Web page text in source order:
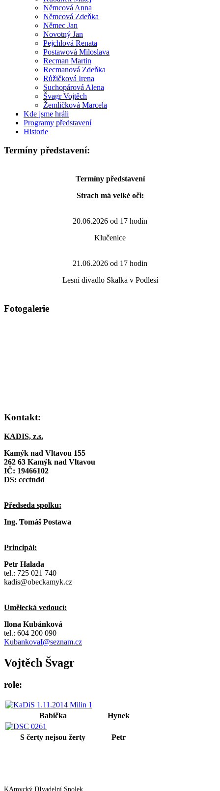
Němcová Anna
Němcová Zdeňka
Němec Jan
Novotný Jan
Pejchlová Renata
Postawová Miloslava
Recman Martin
Recmanová Zdeňka
Růžičková Irena
Suchopárová Alena
Švagr Vojtěch
Žemličková Marcela
Kde jsme hráli
Programy představení
Historie
Termíny představení:
Termíny představení
Strach má velké oči:
20.06.2026 od 17 hodin
Klučenice
21.06.2026 od 17 hodin
Lesní divadlo Skalka v Podlesí
Fotogalerie
Kontakt:
KADIS, z.s.
Kamýk nad Vltavou 155
262 63 Kamýk nad Vltavou
IČ: 19466102
DS: ccctndd
Předseda spolku:
Ing. Tomáš Postawa
Principál:
Petr Halada
tel.: 725 021 740
kadis@obeckamyk.cz
Umělecká vedoucí:
Ilona Kubánková
tel.: 604 200 090
KubankovaI@seznam.cz
Vojtěch Švagr
role:
Babička Hynek
S čerty nejsou žerty Petr
KAmycký DIvadelní Spolek